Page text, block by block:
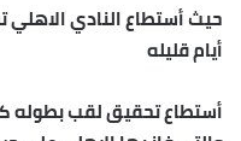
حيث أستطاع النادي
أيام قليله
أستطاع تحقيق لقب بطوله